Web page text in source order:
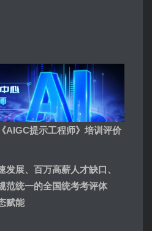
AIGC提示工程师》培训评价
发展、百万高薪人才缺口、
范统一的全国统考考评体
赋能